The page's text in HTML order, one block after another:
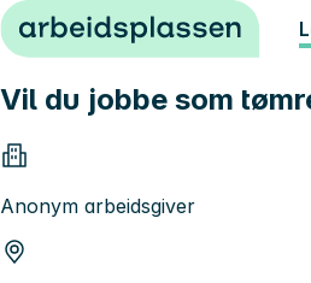
Hopp til innhold
Vil du jobbe som
Anonym arbeidsgiver